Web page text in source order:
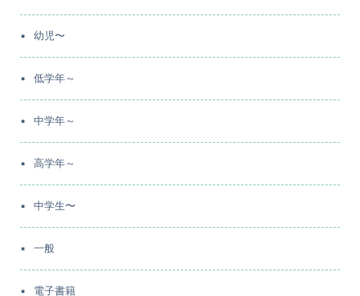
幼児〜
低学年～
中学年～
高学年～
中学生〜
一般
電子書籍